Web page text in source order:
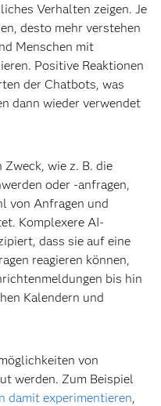
Verhalten zeigen. Je
desto mehr verstehen
Menschen mit
Positive Reaktionen
der Chatbots, was
dann wieder verwendet
wie z. B. die
oder -anfragen,
von Anfragen und
Komplexere AI-
dass sie auf eine
reagieren können,
bis hin
Kalendern und
von
werden. Zum Beispiel
damit experimentieren,